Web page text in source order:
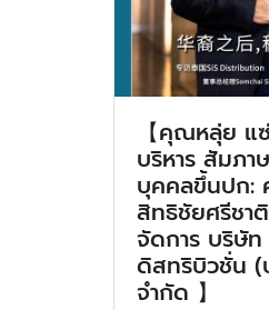
【คุณหลุ่ย แ
บริหาร สัมภ
บุคคลขึ้นปก:
สิทธิชัยศรีชา
จัดการ บริษัท
ดิสทริบิวชั่น (
จำกัด 】